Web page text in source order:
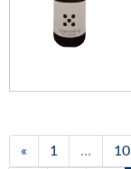
« 1 … 10